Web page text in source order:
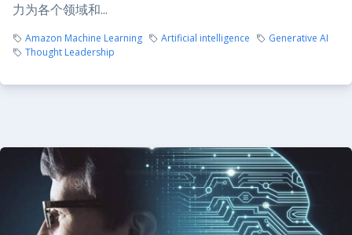
力为各个领域和...
Amazon Machine Learning Artificial intelligence
Generative AI
Thought Leadership